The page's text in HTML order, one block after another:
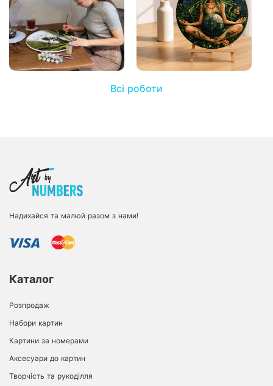
Всі роботи
Надихайся та малюй разом з нами!
Каталог
Розпродаж
Набори картин
Картини за номерами
Аксесуари до картин
Творчість та рукоділля